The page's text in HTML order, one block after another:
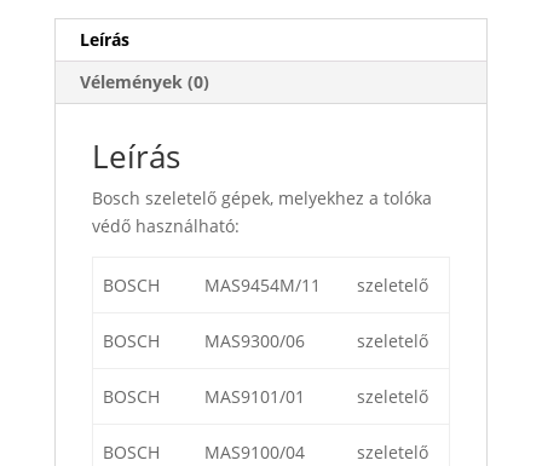
Leírás
Vélemények (0)
Leírás
Bosch szeletelő gépek, melyekhez a tolóka
védő használható:
BOSCH MAS9454M/11 szeletelő
BOSCH MAS9300/06 szeletelő
BOSCH MAS9101/01 szeletelő
BOSCH MAS9100/04 szeletelő